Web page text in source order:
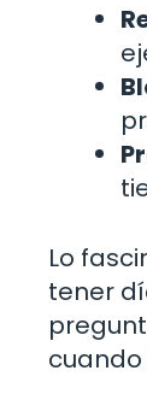
Lo
tener